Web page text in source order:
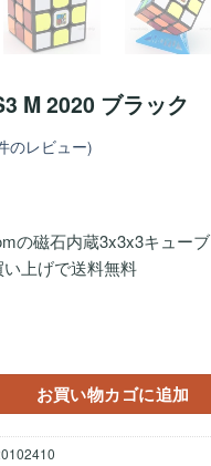
M 2020 ブラック
のレビュー)
の磁石内蔵3x3x3キューブ
上げで送料無料
ブラック個
お買い物カゴに追加